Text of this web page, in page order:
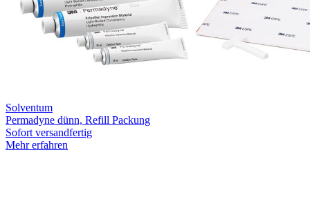
Solventum
Permadyne dünn, Refill Packung
Sofort versandfertig
Mehr erfahren